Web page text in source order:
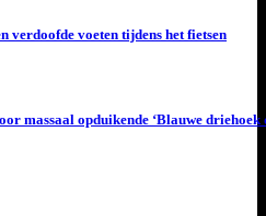
verdoofde voeten tijdens het fietsen
massaal opduikende ‘Blauwe driehoek